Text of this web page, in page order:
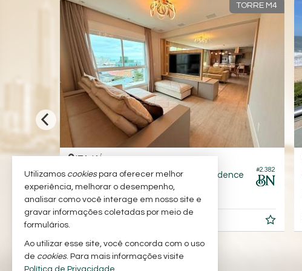
#1.733
TORRE M4
#2.382
ITAJAÍ -
Apartamento no Edifício Mirage Residence
4 267, 179,
R$ 8.000.000,
Utilizamos cookiespara oferecer melhor
experiência, melhorar o desempenho,
analisar como você interage em nosso site e
gravar informações coletadas por meio de
formulários.
Ao utilizar esse site, você concorda com o uso
de cookies. Para mais informações visite
Política de Privacidade